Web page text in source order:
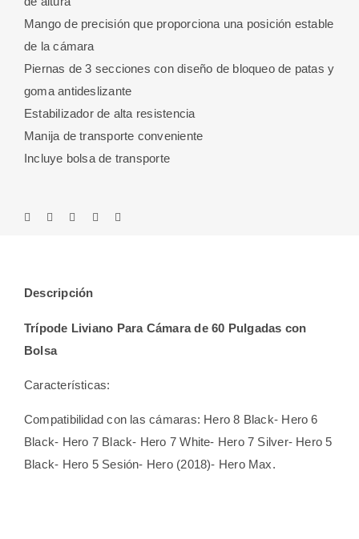
Mango de precisión que proporciona una posición estable
de la cámara
Piernas de 3 secciones con diseño de bloqueo de patas y
goma antideslizante
Estabilizador de alta resistencia
Manija de transporte conveniente
Incluye bolsa de transporte
Descripción
Trípode Liviano Para Cámara de 60 Pulgadas con
Bolsa
Características:
Compatibilidad con las cámaras: Hero 8 Black- Hero 6
Black- Hero 7 Black- Hero 7 White- Hero 7 Silver- Hero 5
Black- Hero 5 Sesión- Hero (2018)- Hero Max.